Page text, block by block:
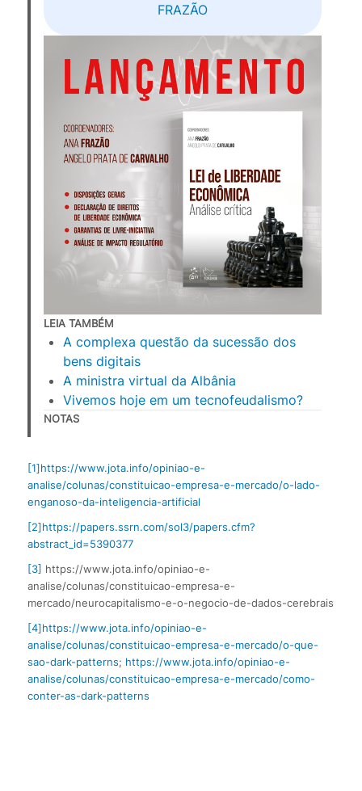
FRAZÃO
LEIA TAMBÉM
A complexa questão da sucessão dos
bens digitais
A ministra virtual da Albânia
Vivemos hoje em um tecnofeudalismo?
NOTAS
[1]https://www.jota.info/opiniao-e-
analise/colunas/constituicao-empresa-e-mercado/o-lado-
enganoso-da-inteligencia-artificial
[2]https://papers.ssrn.com/sol3/papers.cfm?
abstract_id=5390377
[3] https://www.jota.info/opiniao-e-
analise/colunas/constituicao-empresa-e-
mercado/neurocapitalismo-e-o-negocio-de-dados-cerebrais
[4]https://www.jota.info/opiniao-e-
analise/colunas/constituicao-empresa-e-mercado/o-que-
sao-dark-patterns; https://www.jota.info/opiniao-e-
analise/colunas/constituicao-empresa-e-mercado/como-
conter-as-dark-patterns